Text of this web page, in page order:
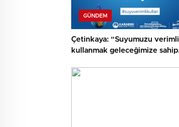
GÜNDEM
Çetinkaya: “Suyumuzu verimli
kullanmak geleceğimize sahip